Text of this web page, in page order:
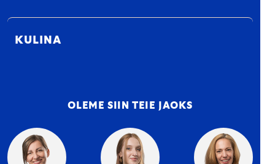
KULINA
OLEME SIIN TEIE JAOKS